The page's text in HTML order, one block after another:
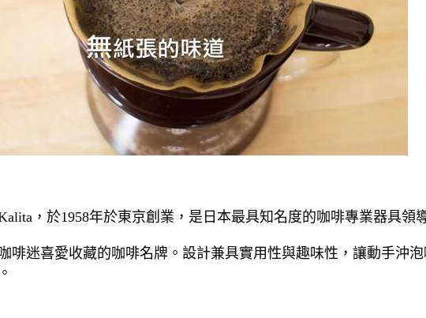
，於1958年於東京創業，是日本最具知名度的咖啡專業器具領
啡迷喜愛收藏的咖啡名牌。設計兼具實用性與趣味性，讓動手沖